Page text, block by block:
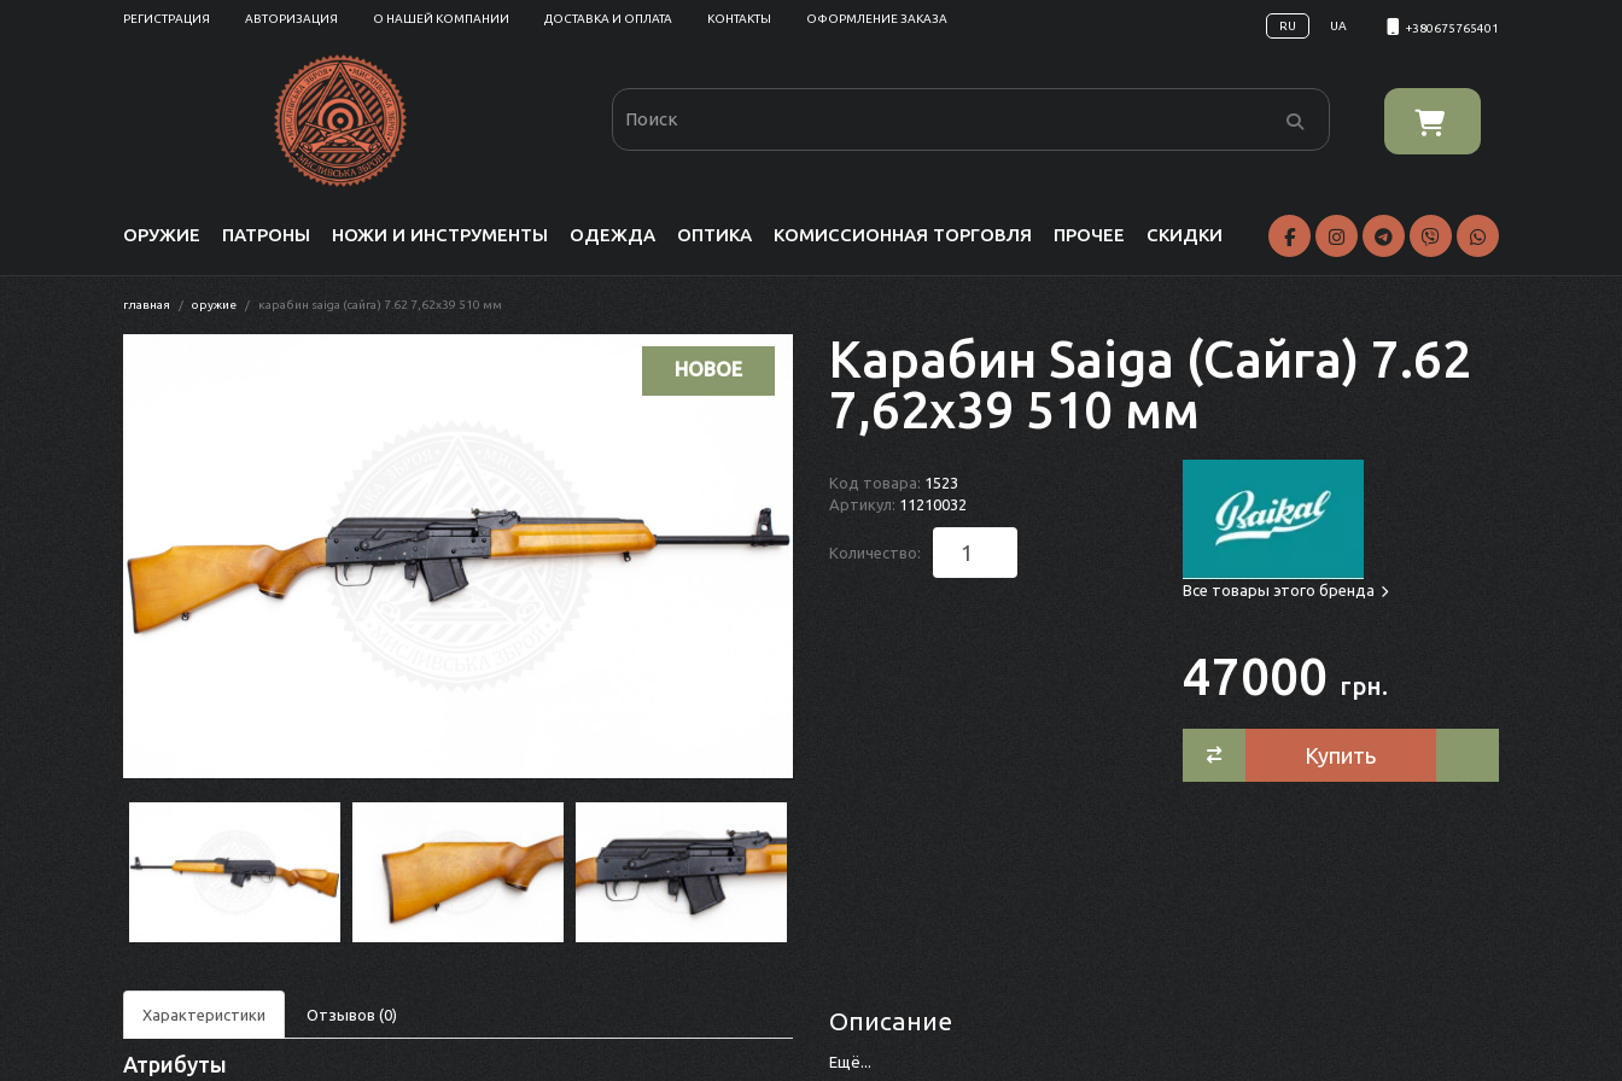
РЕГИСТРАЦИЯ АВТОРИЗАЦИЯ О НАШЕЙ КОМПАНИИ ДОСТАВКА И ОПЛАТА КОНТАКТЫ ОФОРМЛЕНИЕ ЗАКАЗА
RU UA +380675765401
ОРУЖИЕ ПАТРОНЫ НОЖИ И ИНСТРУМЕНТЫ ОДЕЖДА ОПТИКА КОМИССИОННАЯ ТОРГОВЛЯ ПРОЧЕЕ СКИДКИ
главная оружие карабин saiga (сайга) 7.62 7,62x39 510 мм
НОВОЕ
Карабин Saiga (Сайга) 7.62
7,62x39 510 мм
Код товара: 1523
Артикул: 11210032
Количество:
Все товары этого бренда
47000 грн.
Купить
Характеристики Отзывов (0)
Атрибуты
Описание
Ещё...